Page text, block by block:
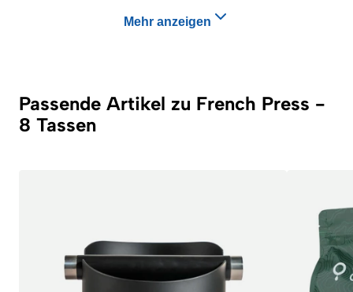
Mehr anzeigen
Passende Artikel zu French Press -
8 Tassen